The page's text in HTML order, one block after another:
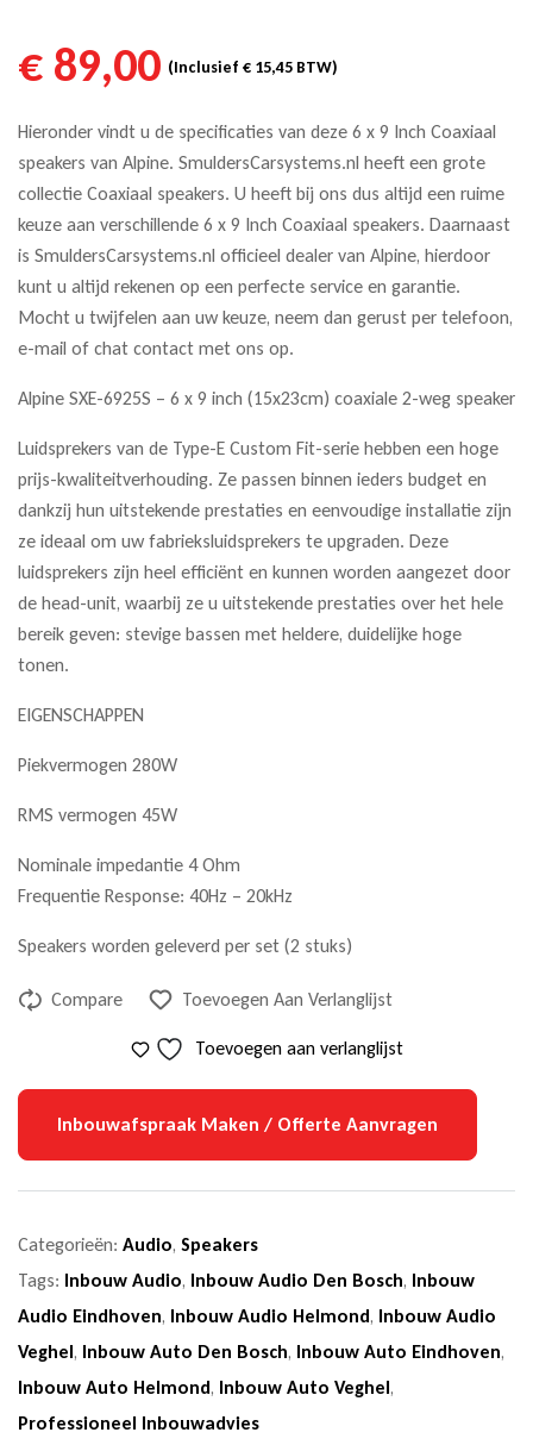
€ 89,00 (Inclusief € 15,45 BTW)
Hieronder vindt u de specificaties van deze 6 x 9 Inch Coaxiaal
speakers van Alpine. SmuldersCarsystems.nl heeft een grote
collectie Coaxiaal speakers. U heeft bij ons dus altijd een ruime
keuze aan verschillende 6 x 9 Inch Coaxiaal speakers. Daarnaast
is SmuldersCarsystems.nl officieel dealer van Alpine, hierdoor
kunt u altijd rekenen op een perfecte service en garantie.
Mocht u twijfelen aan uw keuze, neem dan gerust per telefoon,
e-mail of chat contact met ons op.
Alpine SXE-6925S – 6 x 9 inch (15x23cm) coaxiale 2-weg speaker
Luidsprekers van de Type-E Custom Fit-serie hebben een hoge
prijs-kwaliteitverhouding. Ze passen binnen ieders budget en
dankzij hun uitstekende prestaties en eenvoudige installatie zijn
ze ideaal om uw fabrieksluidsprekers te upgraden. Deze
luidsprekers zijn heel efficiënt en kunnen worden aangezet door
de head-unit, waarbij ze u uitstekende prestaties over het hele
bereik geven: stevige bassen met heldere, duidelijke hoge
tonen.
EIGENSCHAPPEN
Piekvermogen 280W
RMS vermogen 45W
Nominale impedantie 4 Ohm
Frequentie Response: 40Hz – 20kHz
Speakers worden geleverd per set (2 stuks)
Compare Toevoegen Aan Verlanglijst
Toevoegen aan verlanglijst
Inbouwafspraak Maken / Offerte Aanvragen
Categorieën: Audio, Speakers
Tags: Inbouw Audio, Inbouw Audio Den Bosch, Inbouw
Audio Eindhoven, Inbouw Audio Helmond, Inbouw Audio
Veghel, Inbouw Auto Den Bosch, Inbouw Auto Eindhoven,
Inbouw Auto Helmond, Inbouw Auto Veghel,
Professioneel Inbouwadvies